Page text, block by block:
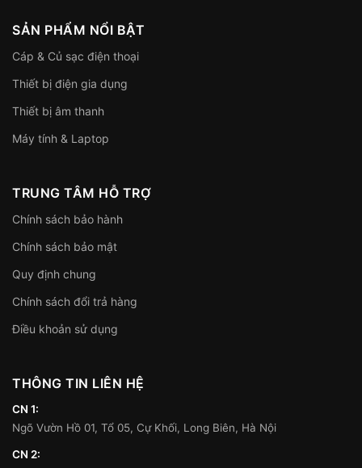
SẢN PHẨM NỔI BẬT
Cáp & Củ sạc điện thoại
Thiết bị điện gia dụng
Thiết bị âm thanh
Máy tính & Laptop
TRUNG TÂM HỖ TRỢ
Chính sách bảo hành
Chính sách bảo mật
Quy định chung
Chính sách đổi trả hàng
Điều khoản sử dụng
THÔNG TIN LIÊN HỆ
CN 1:
Ngõ Vườn Hồ 01, Tổ 05, Cự Khối, Long Biên, Hà Nội
CN 2: